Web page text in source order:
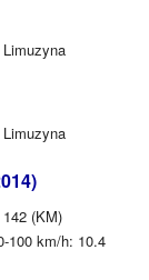
(KM)
100 km/h: 10.4